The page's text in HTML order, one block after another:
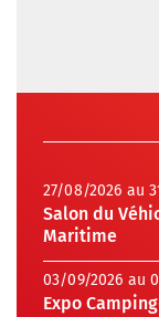
27/08/2026 au
Salon du
Maritime
03/09/2026 au
Expo